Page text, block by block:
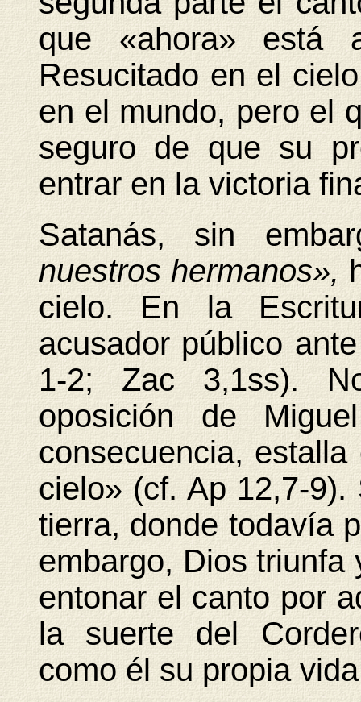
que «ahora» está
Resucitado en el
en el mundo, pero el
seguro de que su
entrar en la victoria
Satanás, sin
nuestros hermanos»,
cielo. En la
acusador público
1-2; Zac 3,1ss).
oposición de
consecuencia,
cielo» (cf. Ap 12,7-
tierra, donde todavía
embargo, Dios triunfa
entonar el canto por
la suerte del
como él su propia